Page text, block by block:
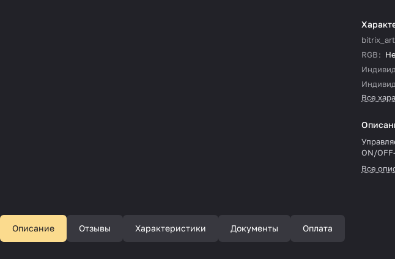
RGB:
Все
ON/
Все
Описание Отзывы Характеристики Документы Оплата